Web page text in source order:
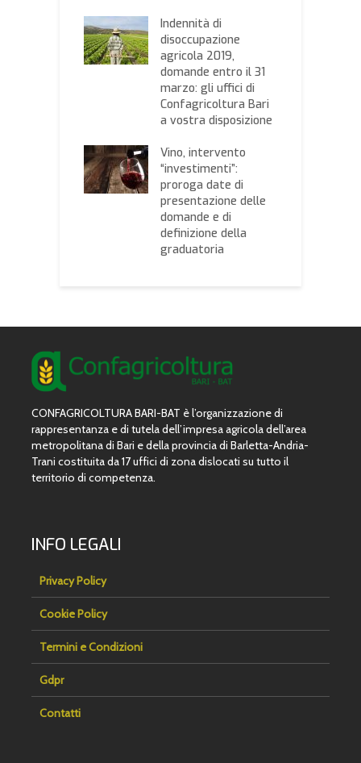
Indennità di
disoccupazione
agricola 2019,
domande entro il 31
marzo: gli uffici di
Confagricoltura Bari
a vostra disposizione
Vino, intervento
“investimenti”:
proroga date di
presentazione delle
domande e di
definizione della
graduatoria
CONFAGRICOLTURA BARI-BAT è l’organizzazione di
rappresentanza e di tutela dell’impresa agricola dell’area
metropolitana di Bari e della provincia di Barletta-Andria-
Trani costituita da 17 uffici di zona dislocati su tutto il
territorio di competenza.
INFO LEGALI
Privacy Policy
Cookie Policy
Termini e Condizioni
Gdpr
Contatti